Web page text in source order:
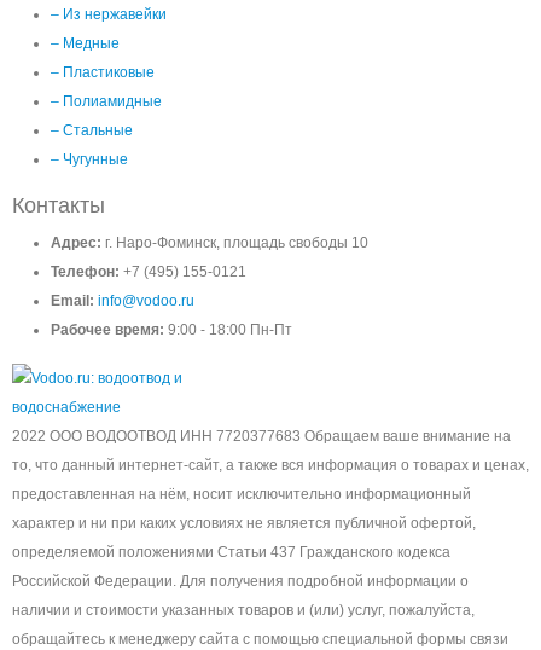
– Из нержавейки
– Медные
– Пластиковые
– Полиамидные
– Стальные
– Чугунные
Контакты
Адрес: г. Наро-Фоминск, площадь свободы 10
Телефон: +7 (495) 155-0121
Email: info@vodoo.ru
Рабочее время: 9:00 - 18:00 Пн-Пт
2022 ООО ВОДООТВОД ИНН 7720377683 Обращаем ваше внимание на
то, что данный интернет-сайт, а также вся информация о товарах и ценах,
предоставленная на нём, носит исключительно информационный
характер и ни при каких условиях не является публичной офертой,
определяемой положениями Статьи 437 Гражданского кодекса
Российской Федерации. Для получения подробной информации о
наличии и стоимости указанных товаров и (или) услуг, пожалуйста,
обращайтесь к менеджеру сайта с помощью специальной формы связи